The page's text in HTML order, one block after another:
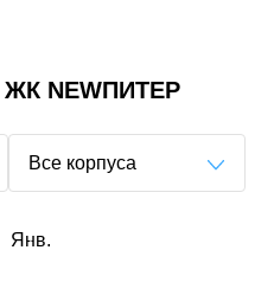
ЖК NEWПИТЕР
Все корпуса
Янв.